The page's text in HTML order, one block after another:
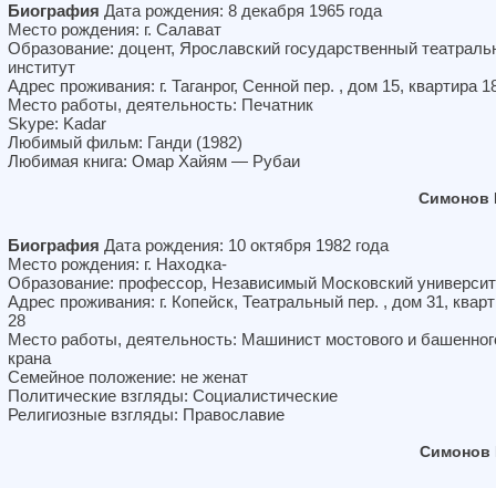
Биография Дата рождения: 8 декабря 1965 года
Место рождения: г. Салават
Образование: доцент, Ярославский государственный
институт
Адрес проживания: г. Таганрог, Сенной пер. , дом 15, квартира
Место работы, деятельность: Печатник
Skype: Kadar
Любимый фильм: Ганди (1982)
Любимая книга: Омар Хайям — Рубаи
Симонов
Биография Дата рождения: 10 октября 1982 года
Место рождения: г. Находка-
Образование: профессор, Независимый Московский
Адрес проживания: г. Копейск, Театральный пер. , дом 31,
28
Место работы, деятельность: Машинист мостового и
крана
Семейное положение: не женат
Политические взгляды: Социалистические
Религиозные взгляды: Православие
Симонов